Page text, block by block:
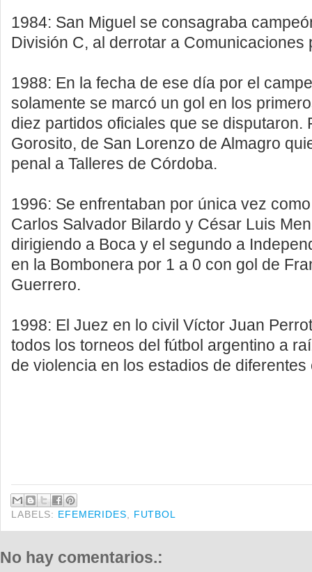
1984: San Miguel se consagraba
División C, al derrotar a Comunicaciones
1988: En la fecha de ese día por el
solamente se marcó un gol en los
diez partidos oficiales que se disputaron.
Gorosito, de San Lorenzo de Almagro
penal a Talleres de Córdoba.
1996: Se enfrentaban por única vez
Carlos Salvador Bilardo y César Luis
dirigiendo a Boca y el segundo a
en la Bombonera por 1 a 0 con gol de
Guerrero.
1998: El Juez en lo civil Víctor Juan
todos los torneos del fútbol argentino a
de violencia en los estadios de
LABELS: EFEMERIDES FUTBOL
No hay comentarios.: